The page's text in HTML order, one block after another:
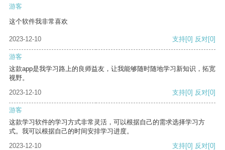
游客
这个软件我非常喜欢
2023-12-10 支持[0] 反对[0]
游客
这款app是我学习路上的良师益友，让我能够随时随地学习新知识，拓宽
视野。
2023-12-10
支持[0] 反对[0]
游客
这款学习软件的学习方式非常灵活，可以根据自己的需求选择学习方
式。我可以根据自己的时间安排学习进度。
2023-12-10
支持[0] 反对[0]